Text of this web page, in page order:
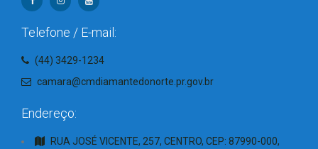
Telefone / E-mail:
(44) 3429-1234
camara@cmdiamantedonorte.pr.gov.br
Endereço:
RUA JOSÉ VICENTE, 257, CENTRO, CEP: 87990-000,